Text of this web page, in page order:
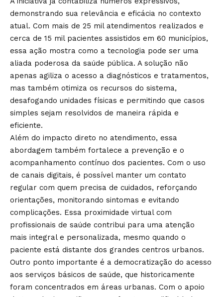
demonstrando sua relevância e eficácia no contexto
atual. Com mais de 25 mil atendimentos realizados e
cerca de 15 mil pacientes assistidos em 60 municípios,
essa ação mostra como a tecnologia pode ser uma
aliada poderosa da saúde pública. A solução não
apenas agiliza o acesso a diagnósticos e tratamentos,
mas também otimiza os recursos do sistema,
desafogando unidades físicas e permitindo que casos
simples sejam resolvidos de maneira rápida e
eficiente.
Além do impacto direto no atendimento, essa
abordagem também fortalece a prevenção e o
acompanhamento contínuo dos pacientes. Com o uso
de canais digitais, é possível manter um contato
regular com quem precisa de cuidados, reforçando
orientações, monitorando sintomas e evitando
complicações. Essa proximidade virtual com
profissionais de saúde contribui para uma atenção
mais integral e personalizada, mesmo quando o
paciente está distante dos grandes centros urbanos.
Outro ponto importante é a democratização do acesso
aos serviços básicos de saúde, que historicamente
foram concentrados em áreas urbanas. Com o apoio